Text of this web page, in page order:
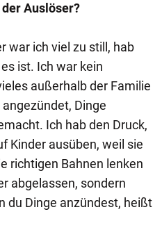
Auslöser?
war ich viel zu still, hab
ist. Ich war kein
außerhalb der Familie
Dinge
Ich hab den Druck,
Kinder ausüben, weil sie
richtigen Bahnen lenken
abgelassen, sondern
du Dinge anzündest, heißt